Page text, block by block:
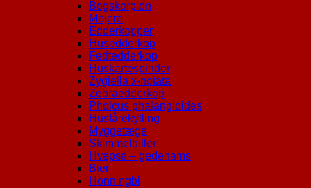
Bogskorpion
Mejere
Edderkopper
Husedderkop
Fedtedderkop
Huskartespinder
Zygiella x-notata
Zebraedderkop
Pholcus phalangioides
Husfårekylling
Myggetæge
Skimmelbiller
Hvepse – gedehams
Bier
Honningbi